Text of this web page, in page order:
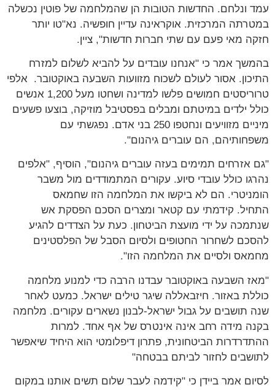
עמד ונלחם. החדשות הטובות הן שהמלחמה של פוטין נכשלה
במטרתה המרכזית. אוקראינה עדיין חופשיה. נא"טו יותר
חזקה מאי פעם עם שתי חברות חדשות", ציין.
בהמשך אמר כי "אנחנו עובדים על להביא לשלום למזרח
התיכון. אסור לעולם לשכוח מזוועות השבעה באוקטובר. אלפי
טרוריסטים חמושים פלשו למדינה ושחטו מעל 1,200 אנשים
כולל ילדים במיטתם ומבלים בפסטיבל מוזיקה, בוצעו פשעים
מיניים מזוויעים ונחטפו 250 בני אדם. נפגשתי עם
משפחותיהם, הם עוברים גיהנום".
"גם אזרחים תמימים בעזה עוברים גיהנום", הוסיף, "אלפים
נהרגו כולל עובדי סיוע. עקורים המתמודדים מול משבר
הומניטרי. הם לא ביקשו את המלחמה הזו שחמאס
התחיל. קידמתי עם קטאר ומצרים הסכם הפסקת אש
שנתמכה על ידי מועצת הביטחון. כעת על הצדדים להגיע
להסכם לשחרור החטופים ולסיום הסבל של הפלסטינים
מחמאס ולסיים את המלחמה הזו".
"מאז השבעה באוקטובר עבדנו הרבה כדי למנוע מלחמה
כוללת באזור. חיזבאללה שיגר טילים ישראל. כמעט לאחר
שנה תושבים על גבול ישראל-לבנון נשארים עקורים. מלחמה
בקנה מידה רחב אינה אינטרס של אף אחד. למרות
ההתדרדרות הביטחונית, פתרון דיפלומטי הוא היחיד שיאפשר
לתושבים לחזור לביתם בבטחה"
לסיום אמר ביידן כי "קידמה לעבר שלום תשים אותנו במקום